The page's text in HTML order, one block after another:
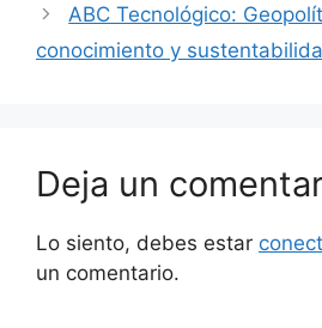
ABC Tecnológico:
conocimiento y
Deja un
Lo siento, debes estar
un comentario.